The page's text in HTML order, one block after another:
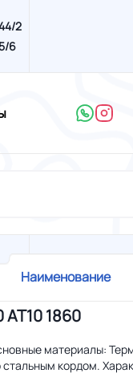
2
6
Наименование
AT10 1860
материалы:
стальным кордом.